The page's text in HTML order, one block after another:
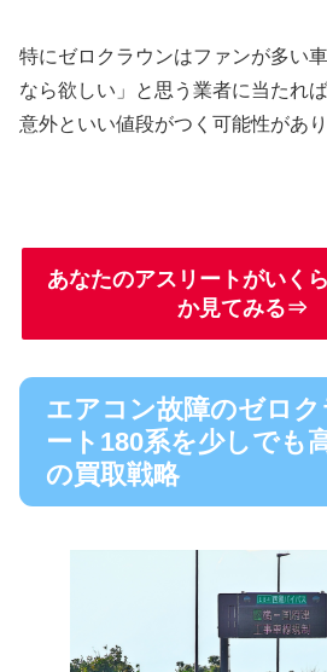
特にゼロクラウンはファンが多い
なら欲しい」と思う業者に当たれ
意外といい値段がつく可能性があり
あなたのアスリートがいく
か見てみる⇒
エアコン故障のゼロク
ート180系を少しでも
の買取戦略